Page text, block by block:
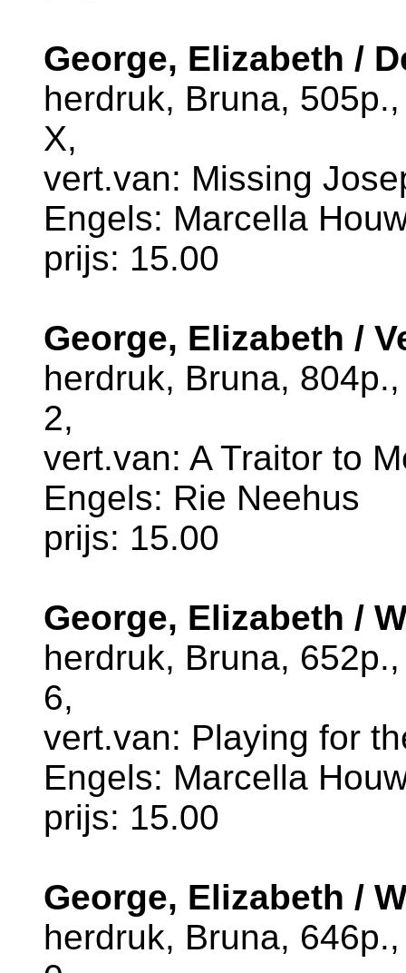
George, Elizabeth /
herdruk, Bruna,
X,
vert.van: Missing
Engels: Marcella
prijs: 15.00
George, Elizabeth /
herdruk, Bruna,
2,
vert.van: A Traitor to
Engels: Rie Neehus
prijs: 15.00
George, Elizabeth /
herdruk, Bruna,
6,
vert.van: Playing for
Engels: Marcella
prijs: 15.00
George, Elizabeth /
herdruk, Bruna,